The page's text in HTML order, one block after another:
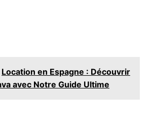
Location en Espagne : Découvrir
avec Notre Guide Ultime